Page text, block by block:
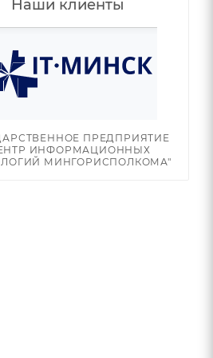
Наши клиенты
ПРЕДПРИЯТИЕ
ИНФОРМАЦИОННЫХ
МИНГОРИСПОЛКОМА"